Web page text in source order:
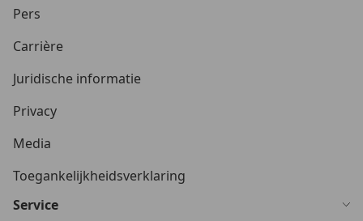
Pers
Carrière
Juridische informatie
Privacy
Media
Toegankelijkheidsverklaring
Service